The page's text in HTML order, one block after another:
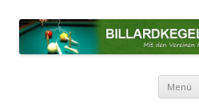
Menü